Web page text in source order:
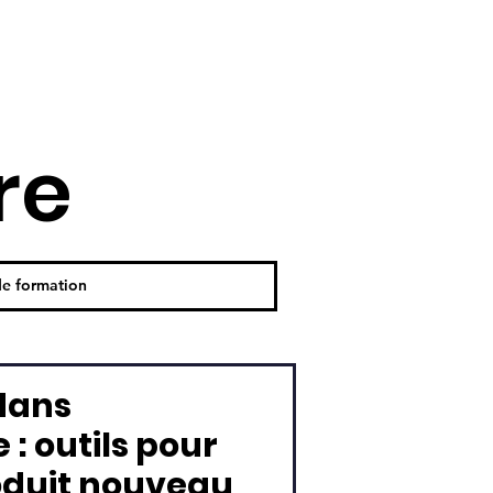
outils pour